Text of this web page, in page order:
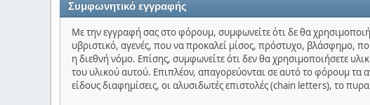
Συμφωνητικό εγγραφής
Με την εγγραφή σας στο φόρουμ, συμφωνείτε ότι δε θα
υβριστικό, αγενές, που να προκαλεί μίσος, πρόστυχο, βλάσφημο,
η διεθνή νόμο. Επίσης, συμφωνείτε ότι δεν θα χρησιμοποιήσετε
του υλικού αυτού. Επιπλέον, απαγορεύονται σε αυτό το φόρουμ
είδους διαφημίσεις, οι αλυσιδωτές επιστολές (chain letters), το